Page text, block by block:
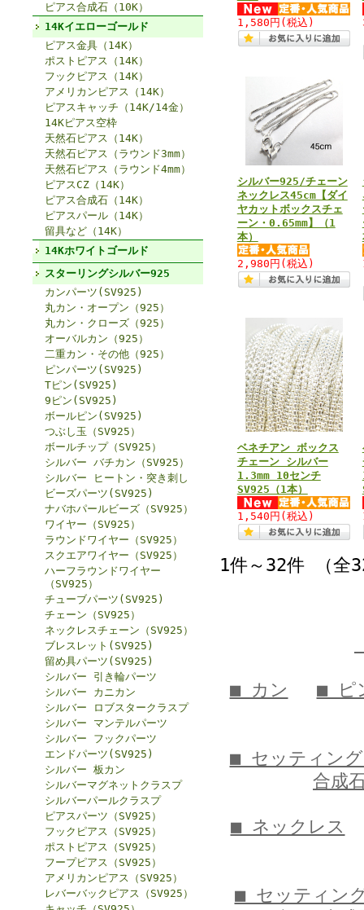
ピアス合成石（10K）
14Kイエローゴールド
ピアス金具（14K）
ポストピアス（14K）
フックピアス（14K）
アメリカンピアス（14K）
ピアスキャッチ（14K/14金）
14Kピアス空枠
天然石ピアス（14K）
天然石ピアス（ラウンド3mm）
天然石ピアス（ラウンド4mm）
ピアスCZ（14K）
ピアス合成石（14K）
ピアスパール（14K）
留具など（14K）
14Kホワイトゴールド
スターリングシルバー925
カンパーツ(SV925)
丸カン・オープン（925）
丸カン・クローズ（925）
オーバルカン（925）
二重カン・その他（925）
ピンパーツ(SV925)
Tピン(SV925)
9ピン(SV925)
ボールピン(SV925)
つぶし玉（SV925）
ボールチップ（SV925）
シルバー バチカン（SV925）
シルバー ヒートン・突き刺し
ビーズパーツ(SV925)
ナバホパールビーズ（SV925）
ワイヤー（SV925）
ラウンドワイヤー（SV925）
スクエアワイヤー（SV925）
ハーフラウンドワイヤー
（SV925）
チューブパーツ(SV925)
チェーン（SV925）
ネックレスチェーン（SV925）
ブレスレット(SV925)
留め具パーツ(SV925)
シルバー 引き輪パーツ
シルバー カニカン
シルバー ロブスタークラスプ
シルバー マンテルパーツ
シルバー フックパーツ
エンドパーツ(SV925)
シルバー 板カン
シルバーマグネットクラスプ
シルバーパールクラスプ
ピアスパーツ（SV925）
フックピアス（SV925）
ポストピアス（SV925）
フープピアス（SV925）
アメリカンピアス（SV925）
レバーバックピアス（SV925）
1,580円 (税込)
シルバー925/チェーン
ネックレス45cm【ダイ
ヤカットボックスチェ
ーン・0.65mm】（1
本）
2,980円 (税込)
ベネチアン ボックス
チェーン シルバー
1.3mm 10センチ
SV925（1本）
1,540円 (税込)
1件～32件 （全
■ カン ■ ピ
■ セッティン
合成
■ ネックレス
■ セッティン